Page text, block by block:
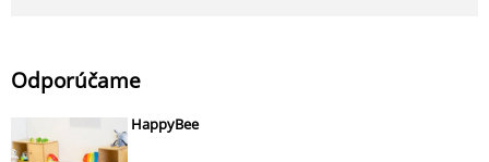
Odporúčame
HappyBee